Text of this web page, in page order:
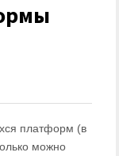
платформ (в
можно